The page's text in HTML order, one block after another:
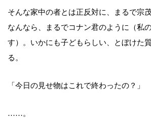
そんな家中の者とは正反対に、まるで宗
なんなら、まるでコナン君のように（私
す）。いかにも子どもらしい、とぼけた
る。
「今日の見せ物はこれで終わったの？」
……。